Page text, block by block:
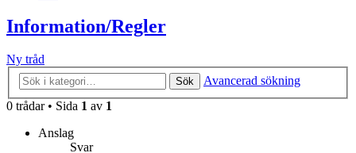
Information/Regler
Ny tråd
Sök
Avancerad sökning
0 trådar • Sida 1 av 1
Anslag
Svar